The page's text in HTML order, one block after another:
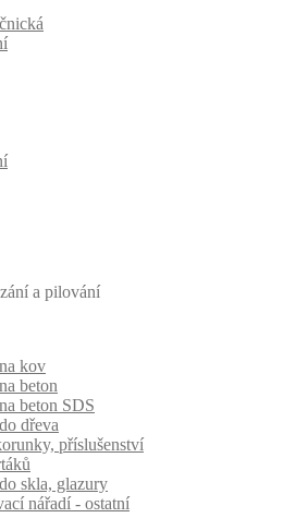
a pilování
kov
beton
beton SDS
dřeva
příslušenství
skla, glazury
nářadí - ostatní